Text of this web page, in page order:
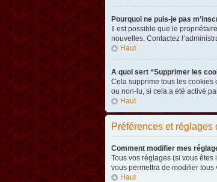
Pourquoi ne puis-je pas
Il est possible que le
nouvelles. Contactez
Haut
A quoi sert “Supprimer les
Cela supprime tous les cookies
ou non-lu, si cela a été activé
Haut
Préférences et réglages
Comment modifier mes
Tous vos réglages (si vous
vous permettra de modifier tous
Haut